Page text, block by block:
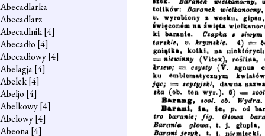
Abecadlarka
Abecadlarz
Abecadlnik[4]
Abecadło [4]
Abecadłowy[4]
Abelagja[4]
Abelek[4]
Abeljo [4]
Abelkowy[4]
Abelowy[4]
Abeona[4]